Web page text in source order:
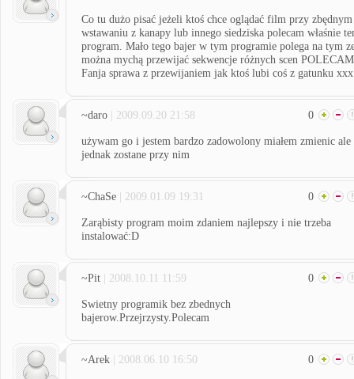
Co tu dużo pisać jeżeli ktoś chce oglądać film przy zbędnym
wstawaniu z kanapy lub innego siedziska polecam właśnie
program. Mało tego bajer w tym programie polega na tym
można mychą przewijać sekwencje różnych scen POLECAM
Fanja sprawa z przewijaniem jak ktoś lubi coś z gatunku
~daro | 2009.09.20 21:58 0
używam go i jestem bardzo zadowolony miałem zmienic ale
jednak zostane przy nim
~ChaSe | 2009.01.09 19:31 0
Zarąbisty program moim zdaniem najlepszy i nie trzeba
instalować:D
~Pit | 2008.10.11 11:59 0
Swietny programik bez zbednych
bajerow.Przejrzysty.Polecam
~Arek | 2008.06.10 16:50 0